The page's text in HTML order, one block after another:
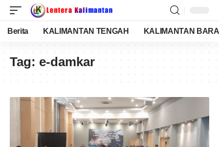
Berita KALIMANTAN TENGAH KALIMANTAN
Tag: e-damkar